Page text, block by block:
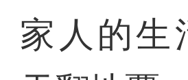
家人的生